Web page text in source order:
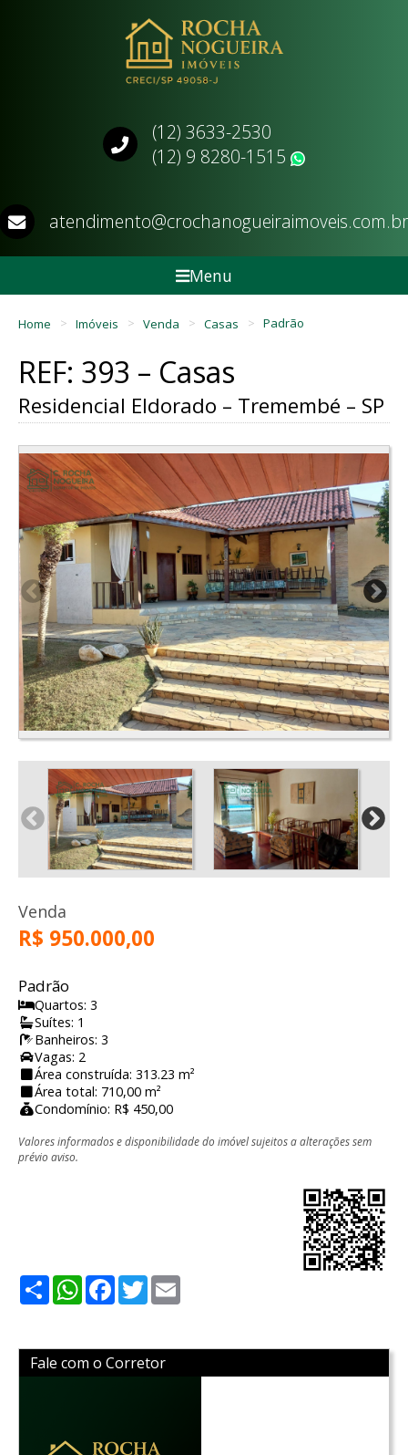
(12) 3633-2530
(12) 9 8280-1515
atendimento@crochanogueiraimoveis.com.br
Menu
Home Imóveis Venda Casas Padrão
REF: 393 – Casas
Residencial Eldorado – Tremembé – SP
Venda
R$ 950.000,00
Padrão
Quartos: 3
Suítes: 1
Banheiros: 3
Vagas: 2
Área construída: 313.23 m²
Área total: 710,00 m²
Condomínio: R$ 450,00
Valores informados e disponibilidade do imóvel sujeitos a alterações sem
prévio aviso.
ShareWhatsApp
Facebook
Twitter
Fale com o Corretor